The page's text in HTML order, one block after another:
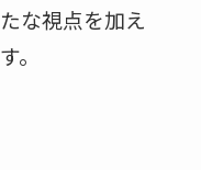
な視点を加え
。